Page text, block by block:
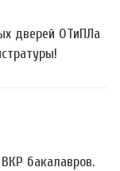
дверей ОТиПЛа
бакалавров.